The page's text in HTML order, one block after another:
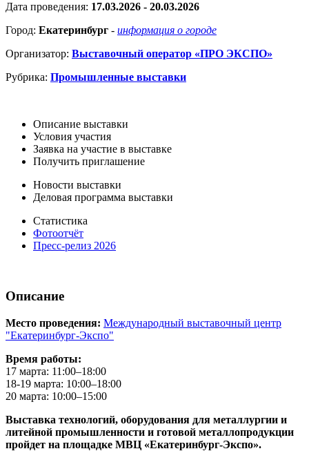
Дата проведения: 17.03.2026 - 20.03.2026
Город: Екатеринбург - информация о городе
Организатор: Выставочный оператор «ПРО ЭКСПО»
Рубрика: Промышленные выставки
Описание выставки
Условия участия
Заявка на участие в выставке
Получить приглашение
Новости выставки
Деловая программа выставки
Статистика
Фотоотчёт
Пресс-релиз 2026
Описание
Место проведения: Международный выставочный центр
"Екатеринбург-Экспо"
Время работы:
17 марта: 11:00–18:00
18-19 марта: 10:00–18:00
20 марта: 10:00–15:00
Выставка технологий, оборудования для металлургии и
литейной промышленности и готовой металлопродукции
пройдет на площадке МВЦ «Екатеринбург-Экспо».